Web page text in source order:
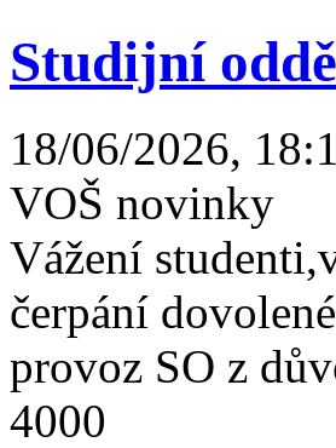
Studijní
18/06/2026,
VOŠ novinky
Vážení
čerpání
provoz SO z
4000